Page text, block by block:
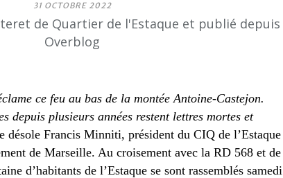
31 OCTOBRE 2022
de Quartier de l'Estaque et publié depuis
Overblog
ce feu au bas de la montée Antoine-Castejon.
depuis plusieurs années restent lettres mortes et
désole Francis Minniti, président du CIQ de l’Estaque
de Marseille. Au croisement avec la RD 568 et de
d’habitants de l’Estaque se sont rassemblés samedi